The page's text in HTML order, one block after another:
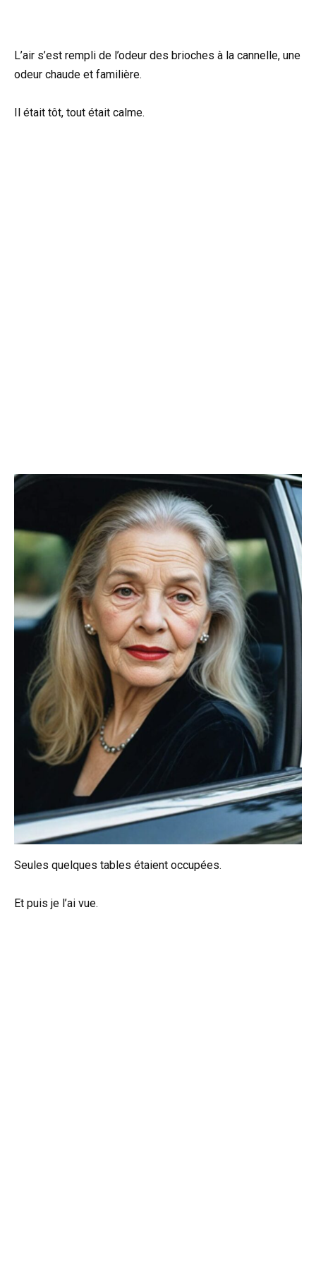
L’air s’est rempli de l’odeur des brioches à la cannelle, une
odeur chaude et familière.
Il était tôt, tout était calme.
Seules quelques tables étaient occupées.
Et puis je l’ai vue.